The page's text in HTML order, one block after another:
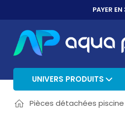
PAYER
UNIVERS PRODUITS
Pièces détachées piscine